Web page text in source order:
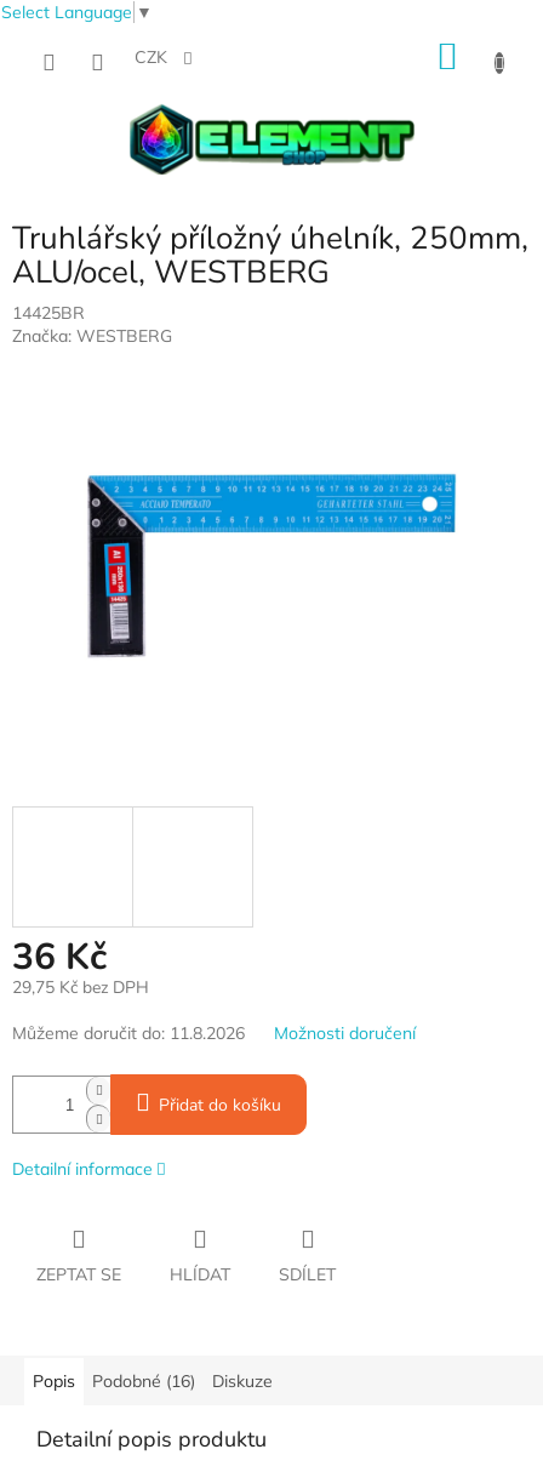
Select Language ▼
CZK
Truhlářský příložný úhelník, 250mm,
ALU/ocel, WESTBERG
14425BR
Značka: WESTBERG
36 Kč
29,75 Kč bez DPH
Měrná
cena:
Můžeme doručit do: 11.8.2026 Možnosti doručení
Přidat do košíku
Detailní informace
ZEPTAT SE HLÍDAT SDÍLET
Popis Podobné (16) Diskuze
Detailní popis produktu